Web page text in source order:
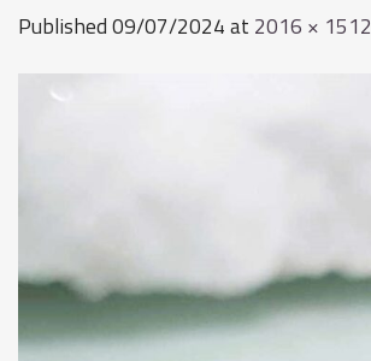
Published09/07/2024at 2016 × 1512